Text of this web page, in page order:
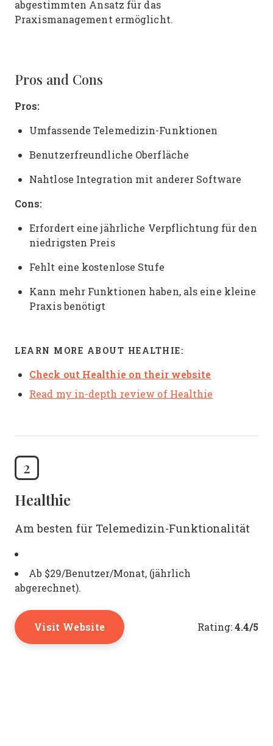
abgestimmten Ansatz für das
Praxismanagement ermöglicht.
Pros and Cons
Pros:
Umfassende Telemedizin-Funktionen
Benutzerfreundliche Oberfläche
Nahtlose Integration mit anderer Software
Cons:
Erfordert eine jährliche Verpflichtung für den
niedrigsten Preis
Fehlt eine kostenlose Stufe
Kann mehr Funktionen haben, als eine kleine
Praxis benötigt
LEARN MORE ABOUT HEALTHIE:
Check out Healthie on their website
Read my in-depth review of Healthie
2
Healthie
Am besten für Telemedizin-Funktionalität
Ab $29/Benutzer/Monat, (jährlich
abgerechnet).
Visit Website Rating:4.4/5